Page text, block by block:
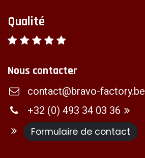
Qualité
Nous contacter
contact@bravo-factory.be
+32 (0) 493 34 03 36
Formulaire de contact